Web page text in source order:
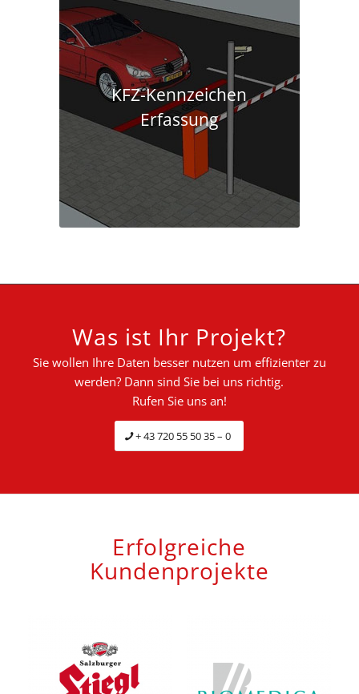
KFZ-Kennzeichen
Erfassung
Was ist Ihr Projekt?
Sie wollen Ihre Daten besser nutzen um effizienter zu
werden? Dann sind Sie bei uns richtig.
Rufen Sie uns an!
+ 43 720 55 50 35 – 0
Erfolgreiche
Kundenprojekte